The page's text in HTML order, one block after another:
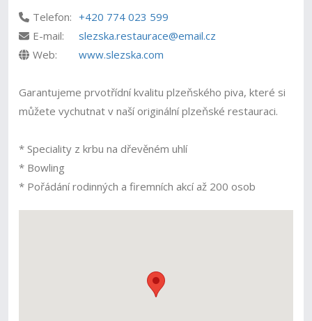
Telefon: +420 774 023 599
E-mail:
slezska.restaurace@email.cz
Web:
www.slezska.com
Garantujeme prvotřídní kvalitu plzeňského piva, které si
můžete vychutnat v naší originální plzeňské restauraci.
* Speciality z krbu na dřevěném uhlí
* Bowling
* Pořádání rodinných a firemních akcí až 200 osob